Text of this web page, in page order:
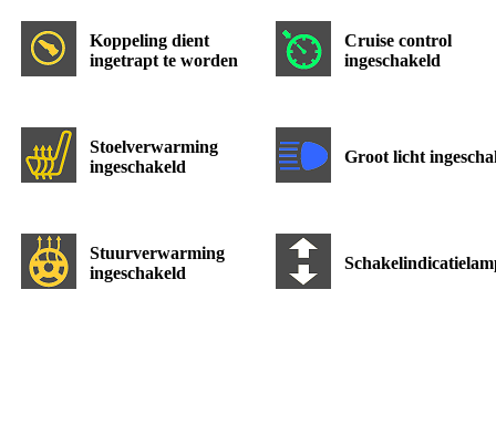
Koppeling dient
ingetrapt te worden
Cruise control
ingeschakeld
Stoelverwarming
ingeschakeld
Groot licht
Stuurverwarming
ingeschakeld